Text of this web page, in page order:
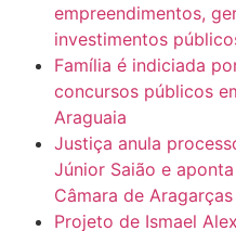
empreendimentos,
investimentos
Família é indiciada
concursos públicos
Araguaia
Justiça anula
Júnior Saião e
Câmara de Aragarças
Projeto de Ismael